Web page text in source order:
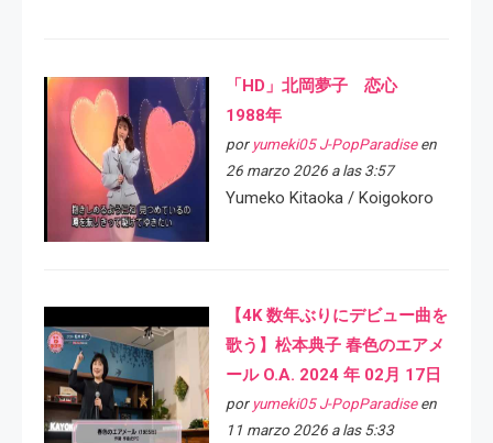
「HD」北岡夢子 恋心
1988年
por yumeki05 J-PopParadiseen
26 marzo 2026 a las 3:57
Yumeko Kitaoka / Koigokoro
【4K 数年ぶりにデビュー曲を
歌う】松本典子 春色のエアメ
ール O.A. 2024 年 02月 17日
por yumeki05 J-PopParadiseen
11 marzo 2026 a las 5:33